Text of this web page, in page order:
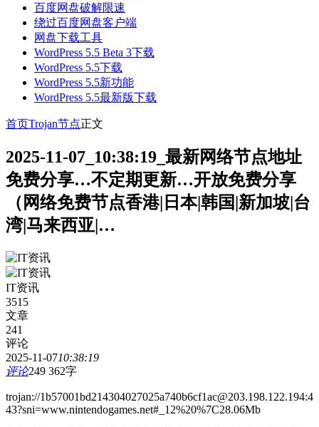
百度网盘破解限速
绕过百度网盘客户端
网盘下载工具
WordPress 5.5 Beta 3下载
WordPress 5.5下载
WordPress 5.5新功能
WordPress 5.5最新版下载
首页Trojan节点正文
2025-11-07_10:38:19_最新网络节点地址
免费分享…不定期更新…开放免费分享
（网络免费节点香港|日本|韩国|新加坡|台
湾|马来西亚|…
IT资讯
3515
文章
241
评论
2025-11-0710:38:19
评论249 362字
trojan://1b57001bd214304027025a740b6cf1ac@203.198.122.194:4
43?sni=www.nintendogames.net#_12%20%7C28.06Mb